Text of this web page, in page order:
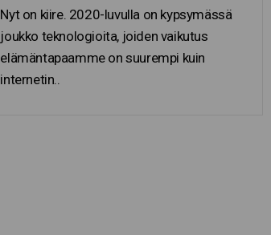
Nyt on kiire. 2020-luvulla on kypsymässä
joukko teknologioita, joiden vaikutus
elämäntapaamme on suurempi kuin
internetin..